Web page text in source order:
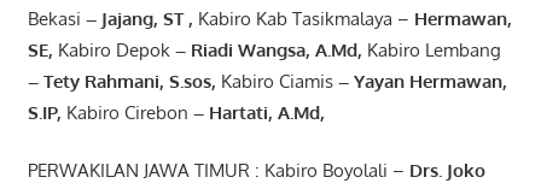
Bekasi – Jajang, ST , Kabiro Kab Tasikmalaya – Hermawan,
SE, Kabiro Depok – Riadi Wangsa, A.Md, Kabiro Lembang
– Tety Rahmani, S.sos, Kabiro Ciamis– Yayan Hermawan,
S.IP, Kabiro Cirebon – Hartati, A.Md,
PERWAKILAN JAWA TIMUR : Kabiro Boyolali – Drs. Joko